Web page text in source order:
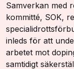
Samverkan med
kommitté, SOK,
inleds för att
arbetet mot
samtidigt